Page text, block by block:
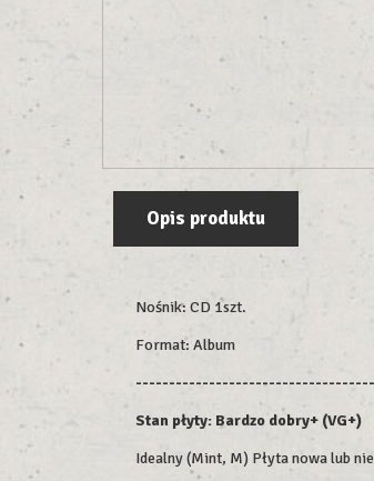
Opis produktu
Nośnik: CD 1szt.
Format: Album
Stan płyty: Bardzo dobry+ (VG+)
Idealny (Mint, M) Płyta nowa lub